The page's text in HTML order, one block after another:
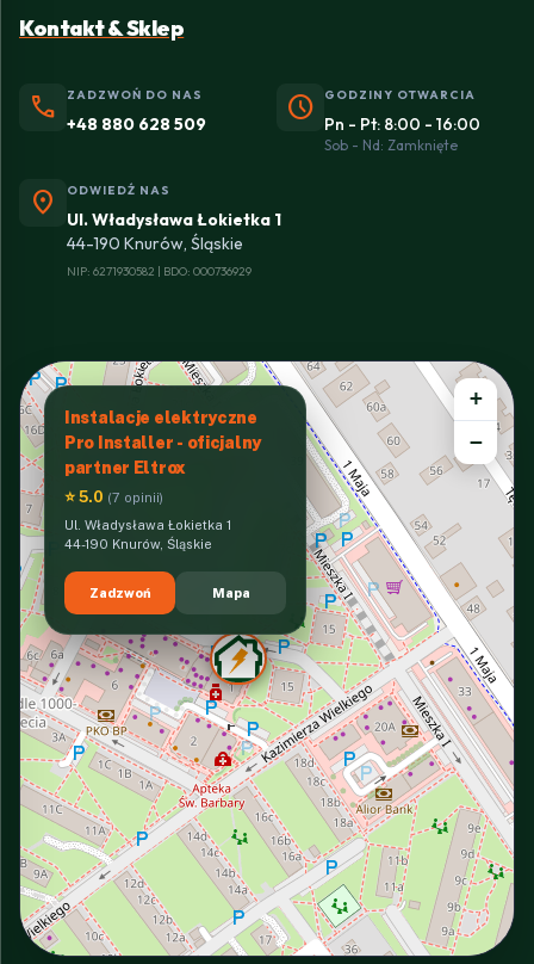
Kontakt & Sklep
phone ZADZWOŃ DO NAS
+48 880 628 509 schedule GODZINY OTWARCIA
Pn - Pt: 8:00 - 16:00
Sob - Nd: Zamknięte
location_on ODWIEDŹ NAS
Ul. Władysława Łokietka 1
44-190 Knurów, Śląskie
NIP: 6271930582 | BDO: 000736929
Instalacje elektryczne
Pro Installer - oficjalny
partner Eltrox
⭐ 5.0 (7 opinii)
Ul. Władysława Łokietka 1
44-190 Knurów, Śląskie
Zadzwoń Mapa
+
−
INTERACTIVE VIEW